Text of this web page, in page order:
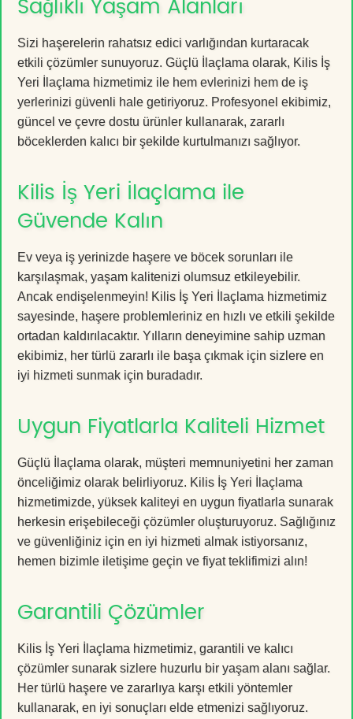
Sağlıklı Yaşam Alanları
Sizi haşerelerin rahatsız edici varlığından kurtaracak
etkili çözümler sunuyoruz. Güçlü İlaçlama olarak, Kilis İş
Yeri İlaçlama hizmetimiz ile hem evlerinizi hem de iş
yerlerinizi güvenli hale getiriyoruz. Profesyonel ekibimiz,
güncel ve çevre dostu ürünler kullanarak, zararlı
böceklerden kalıcı bir şekilde kurtulmanızı sağlıyor.
Kilis İş Yeri İlaçlama ile
Güvende Kalın
Ev veya iş yerinizde haşere ve böcek sorunları ile
karşılaşmak, yaşam kalitenizi olumsuz etkileyebilir.
Ancak endişelenmeyin! Kilis İş Yeri İlaçlama hizmetimiz
sayesinde, haşere problemleriniz en hızlı ve etkili şekilde
ortadan kaldırılacaktır. Yılların deneyimine sahip uzman
ekibimiz, her türlü zararlı ile başa çıkmak için sizlere en
iyi hizmeti sunmak için buradadır.
Uygun Fiyatlarla Kaliteli Hizmet
Güçlü İlaçlama olarak, müşteri memnuniyetini her zaman
önceliğimiz olarak belirliyoruz. Kilis İş Yeri İlaçlama
hizmetimizde, yüksek kaliteyi en uygun fiyatlarla sunarak
herkesin erişebileceği çözümler oluşturuyoruz. Sağlığınız
ve güvenliğiniz için en iyi hizmeti almak istiyorsanız,
hemen bizimle iletişime geçin ve fiyat teklifimizi alın!
Garantili Çözümler
Kilis İş Yeri İlaçlama hizmetimiz, garantili ve kalıcı
çözümler sunarak sizlere huzurlu bir yaşam alanı sağlar.
Her türlü haşere ve zararlıya karşı etkili yöntemler
kullanarak, en iyi sonuçları elde etmenizi sağlıyoruz.